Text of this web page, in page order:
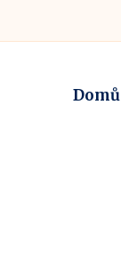
Domů